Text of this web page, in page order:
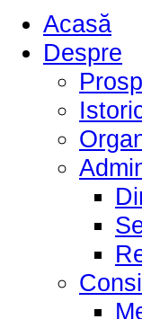
Acasă
Despre